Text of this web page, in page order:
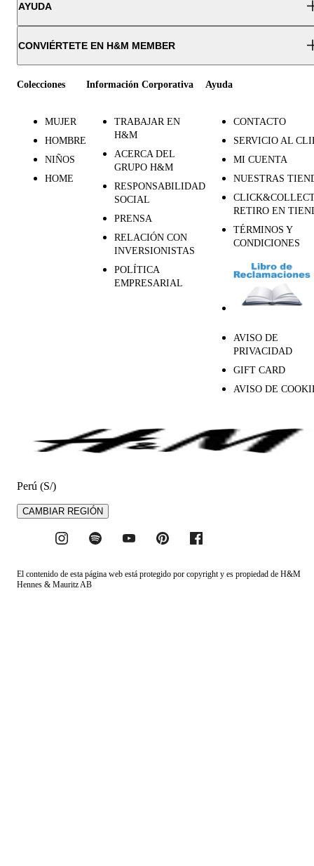
AYUDA
CONVIÉRTETE EN H&M MEMBER
Colecciones
MUJER
HOMBRE
NIÑOS
HOME
Información Corporativa
TRABAJAR EN
H&M
ACERCA DEL
GRUPO H&M
RESPONSABILIDAD
SOCIAL
PRENSA
RELACIÓN CON
INVERSIONISTAS
POLÍTICA
EMPRESARIAL
Ayuda
CONTACTO
SERVICIO AL
MI CUENTA
NUESTRAS
RETIRO EN
TÉRMINOS Y
CONDICIONES
AVISO DE
PRIVACIDAD
GIFT CARD
AVISO DE
Perú (S/)
CAMBIAR REGIÓN
El contenido de esta página web está protegido por copyright y es propiedad de H&M
Hennes & Mauritz AB